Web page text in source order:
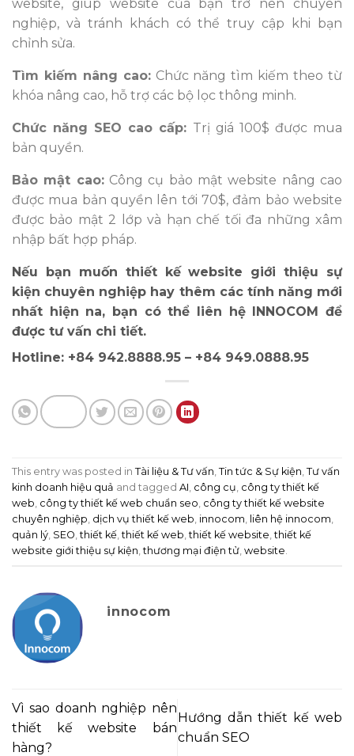
website, giúp website của bạn trở nên chuyên
nghiệp, và tránh khách có thể truy cập khi bạn
chỉnh sửa.
Tìm kiếm nâng cao:Chức năng tìm kiếm theo từ
khóa nâng cao, hỗ trợ các bộ lọc thông minh.
Chức năng SEO cao cấp: Trị giá 100$ được mua
bản quyền.
Bảo mật cao:Công cụ bảo mật website nâng cao
được mua bản quyền lên tới 70$, đảm bảo website
được bảo mật 2 lớp và hạn chế tối đa những xâm
nhập bất hợp pháp.
Nếu bạn muốn thiết kế website giới thiệu sự
kiện chuyên nghiệp hay thêm các tính năng mới
nhất hiện na, bạn có thể liên hệ INNOCOM để
được tư vấn chi tiết.
Hotline: +84 942.8888.95 – +84 949.0888.95
This entry was posted in Tài liệu & Tư vấn Tin tức & Sự kiện Tư vấn
kinh doanh hiệu quả and tagged AI công cụ công ty thiết kế
web công ty thiết kế web chuẩn seo công ty thiết kế website
chuyên nghiệp dịch vụ thiết kế web innocom liên hệ innocom
quản lý SEO ,thiết kế ,thiết kế web ,thiết kế website ,thiết kế
website giới thiệu sự kiện ,thương mại điện tử website
innocom
Vì sao doanh nghiệp nên
thiết kế website bán
hàng?
Hướng dẫn thiết kế web
chuẩn SEO